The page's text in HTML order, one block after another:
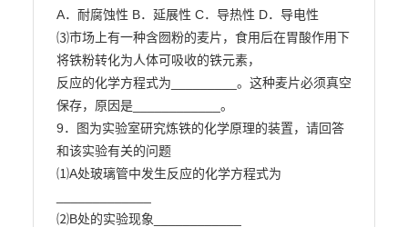
A．耐腐蚀性 B．延展性 C．导热性 D．导电性
⑶市场上有一种含囫粉的麦片，食用后在胃酸作用下
将铁粉转化为人体可吸收的铁元素，
反应的化学方程式为_________。这种麦片必须真空
保存，原因是____________。
9．图为实验室研究炼铁的化学原理的装置，请回答
和该实验有关的问题
⑴A处玻璃管中发生反应的化学方程式为
⑵B处的实验现象____________